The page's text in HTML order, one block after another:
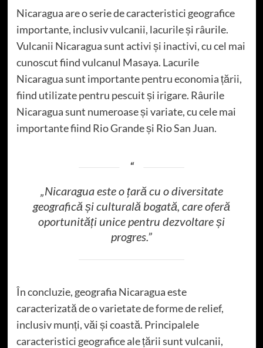
Nicaragua are o serie de caracteristici geografice
importante, inclusiv vulcanii, lacurile și râurile.
Vulcanii Nicaragua sunt activi și inactivi, cu cel mai
cunoscut fiind vulcanul Masaya. Lacurile
Nicaragua sunt importante pentru economia țării,
fiind utilizate pentru pescuit și irigare. Râurile
Nicaragua sunt numeroase și variate, cu cele mai
importante fiind Rio Grande și Rio San Juan.
„Nicaragua este o țară cu o diversitate
geografică și culturală bogată, care oferă
oportunități unice pentru dezvoltare și
progres.”
În concluzie, geografia Nicaragua este
caracterizată de o varietate de forme de relief,
inclusiv munți, văi și coastă. Principalele
caracteristici geografice ale țării sunt vulcanii,